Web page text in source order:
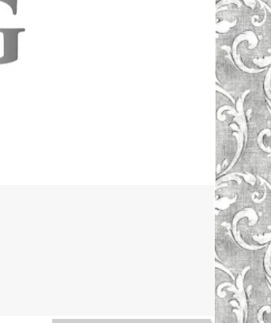
Go to the Top